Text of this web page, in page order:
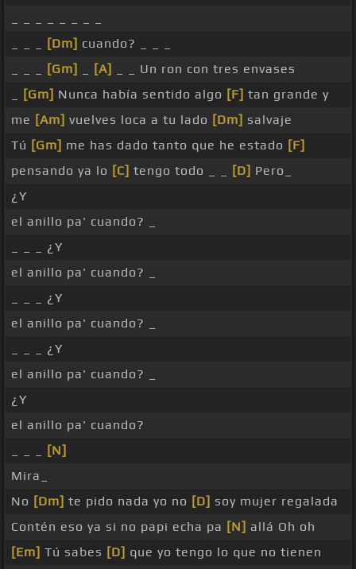
[Dm] cuando? _ _ _
[Gm] [A]
_ _ Un ron con tres envases
[Gm] Nunca había sentido algo [F] tan grande y
me [Am] vuelves loca a tu lado [Dm] salvaje
Tú [Gm] me has dado tanto que he estado [F]
pensando ya lo [C] tengo todo _ _ [D] Pero_
¿Y
el anillo pa' cuando? _
_ _ _ ¿Y
el anillo pa' cuando? _
_ _ _ ¿Y
el anillo pa' cuando? _
_ _ _ ¿Y
el anillo pa' cuando? _
¿Y
el anillo pa' cuando?
[N]
Mira_
No [Dm] te pido nada yo no [D] soy mujer regalada
Contén eso ya si no papi echa pa [N] allá Oh oh
[Em] Tú sabes [D] que yo tengo lo que no tienen